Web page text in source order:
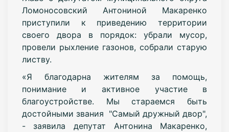
Ломоносовский Антониной Макаренко
приступили к приведению территории
своего двора в порядок: убрали мусор,
провели рыхление газонов, собрали старую
листву.
«Я благодарна жителям за помощь,
понимание и активное участие в
благоустройстве. Мы стараемся быть
достойными звания "Самый дружный двор",
- заявила депутат Антонина Макаренко,